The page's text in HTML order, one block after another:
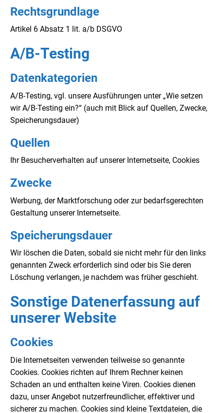
Rechtsgrundlage
Artikel 6 Absatz 1 lit. a/b DSGVO
A/B-Testing
Datenkategorien
A/B-Testing, vgl. unsere Ausführungen unter „Wie setzen
wir A/B-Testing ein?“ (auch mit Blick auf Quellen, Zwecke,
Speicherungsdauer)
Quellen
Ihr Besucherverhalten auf unserer Internetseite, Cookies
Zwecke
Werbung, der Marktforschung oder zur bedarfsgerechten
Gestaltung unserer Internetseite.
Speicherungsdauer
Wir löschen die Daten, sobald sie nicht mehr für den links
genannten Zweck erforderlich sind oder bis Sie deren
Löschung verlangen, je nachdem was früher geschieht.
Sonstige Datenerfassung auf
unserer Website
Cookies
Die Internetseiten verwenden teilweise so genannte
Cookies. Cookies richten auf Ihrem Rechner keinen
Schaden an und enthalten keine Viren. Cookies dienen
dazu, unser Angebot nutzerfreundlicher, effektiver und
sicherer zu machen. Cookies sind kleine Textdateien, die